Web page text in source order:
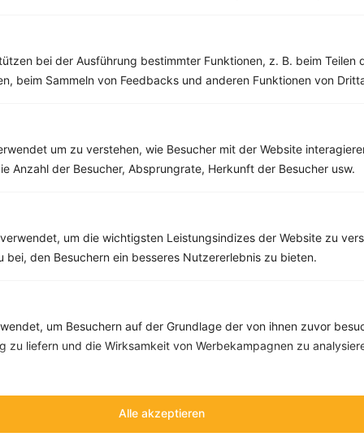
bei der Ausführung bestimmter Funktionen, z. B. beim Teilen
beim Sammeln von Feedbacks und anderen Funktionen von
um zu verstehen, wie Besucher mit der Website
Anzahl der Besucher, Absprungrate, Herkunft der Besucher usw.
um die wichtigsten Leistungsindizes der Website zu
bei, den Besuchern ein besseres Nutzererlebnis zu bieten.
um Besuchern auf der Grundlage der von ihnen zuvor
zu liefern und die Wirksamkeit von Werbekampagnen zu
Alle akzeptieren
‹ ›
Fett:20 g
Eiweiß: 26 g
Tipps & Tricks Aktionen & Rabatte